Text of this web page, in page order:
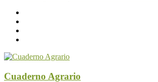
Cuaderno Agrario